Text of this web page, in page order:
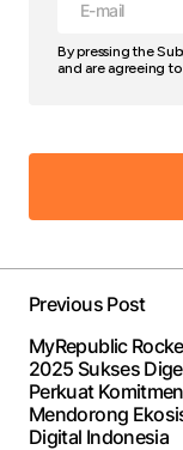
By pressing the
and are agreeing
fields are
Comment*
Previous Post
MyRepublic
2025 Sukses
Perkuat
Mendorong
Digital Indonesia